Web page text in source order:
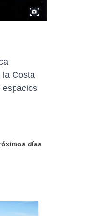
la Costa
espacios
días